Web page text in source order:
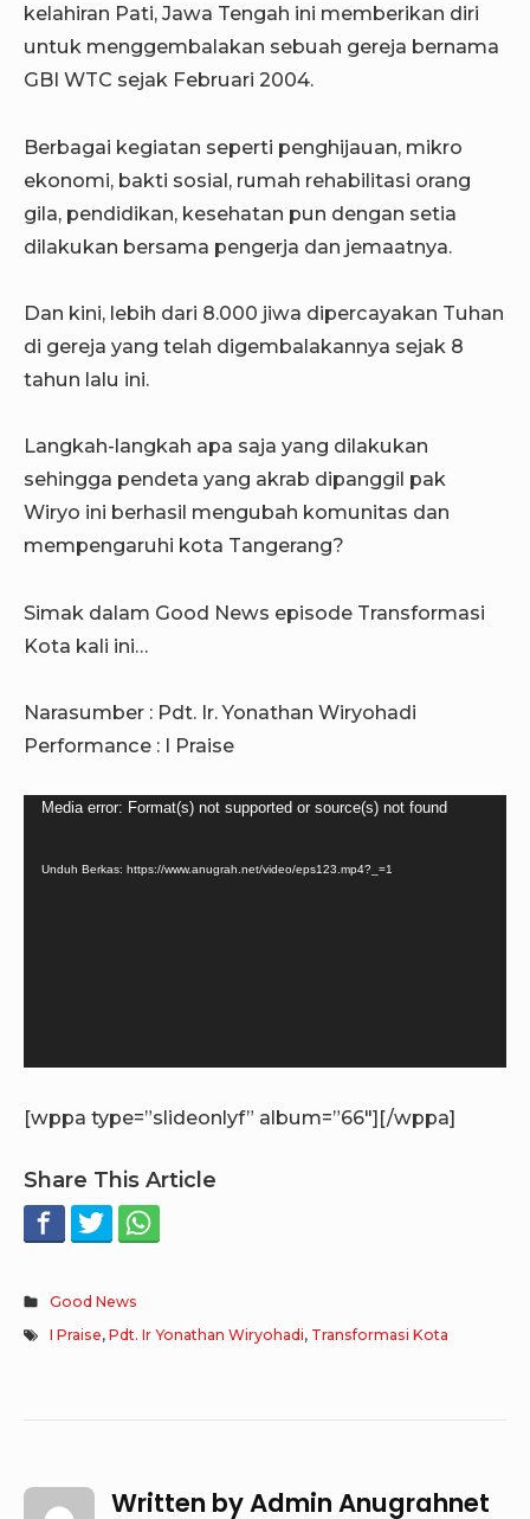
kelahiran Pati, Jawa Tengah ini memberikan diri
untuk menggembalakan sebuah gereja bernama
GBI WTC sejak Februari 2004.
Berbagai kegiatan seperti penghijauan, mikro
ekonomi, bakti sosial, rumah rehabilitasi orang
gila, pendidikan, kesehatan pun dengan setia
dilakukan bersama pengerja dan jemaatnya.
Dan kini, lebih dari 8.000 jiwa dipercayakan Tuhan
di gereja yang telah digembalakannya sejak 8
tahun lalu ini.
Langkah-langkah apa saja yang dilakukan
sehingga pendeta yang akrab dipanggil pak
Wiryo ini berhasil mengubah komunitas dan
mempengaruhi kota Tangerang?
Simak dalam Good News episode Transformasi
Kota kali ini…
Narasumber : Pdt. Ir. Yonathan Wiryohadi
Performance : I Praise
Pemutar
Media error: Format(s) not supported or source(s) not found
Unduh Berkas: https://www.anugrah.net/video/eps123.mp4?_=1
[wppa type=”slideonlyf” album=”66″][/wppa]
Share This Article
Good News
I Praise,Pdt. Ir Yonathan Wiryohadi, Transformasi Kota
Written byAdmin Anugrahnet